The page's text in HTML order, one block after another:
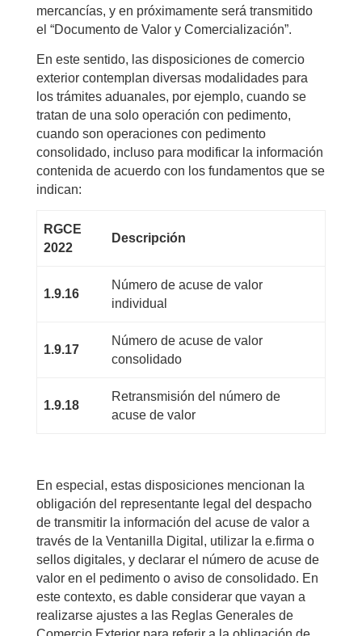
mercancías, y en próximamente será transmitido
el “Documento de Valor y Comercialización”.
En este sentido, las disposiciones de comercio
exterior contemplan diversas modalidades para
los trámites aduanales, por ejemplo, cuando se
tratan de una solo operación con pedimento,
cuando son operaciones con pedimento
consolidado, incluso para modificar la información
contenida de acuerdo con los fundamentos que se
indican:
RGCE
2022
Descripción
1.9.16
Número de acuse de valor
individual
1.9.17
Número de acuse de valor
consolidado
1.9.18
Retransmisión del número de
acuse de valor
En especial, estas disposiciones mencionan la
obligación del representante legal del despacho
de transmitir la información del acuse de valor a
través de la Ventanilla Digital, utilizar la e.firma o
sellos digitales, y declarar el número de acuse de
valor en el pedimento o aviso de consolidado. En
este contexto, es dable considerar que vayan a
realizarse ajustes a las Reglas Generales de